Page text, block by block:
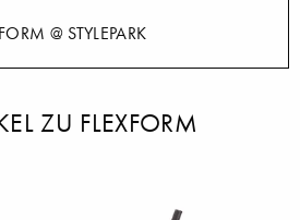
@ STYLEPARK
ZU FLEXFORM